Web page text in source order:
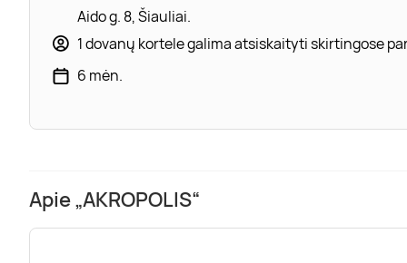
Aido g. 8, Šiauliai.
1 dovanų kortele galima atsiskaityti skirtingose
6 mėn.
Apie „AKROPOLIS“